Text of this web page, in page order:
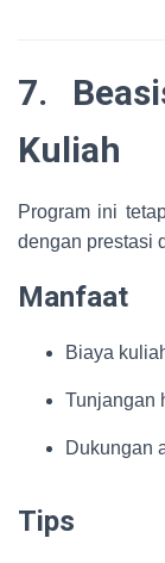
7.
Kuliah
Program ini
dengan prestasi
Manfaat
Biaya
Tunjangan
Dukungan
Tips